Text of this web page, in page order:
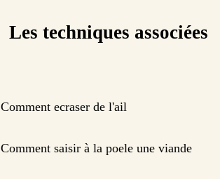
Les techniques associées
Comment ecraser de l'ail
Comment saisir à la poele une viande